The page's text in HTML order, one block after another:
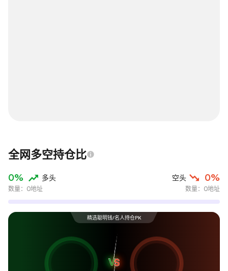
全网多空持仓比
0% 多头
数量：0地址
空头 0%
数量：0地址
精选聪明钱/名人持仓PK